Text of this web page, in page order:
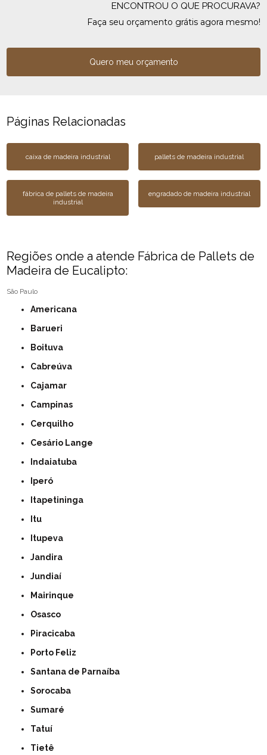
ENCONTROU O QUE PROCURAVA?
Faça seu orçamento grátis agora mesmo!
Quero meu orçamento
Páginas Relacionadas
caixa de madeira industrial pallets de madeira industrial
fábrica de pallets de madeira
industrial
engradado de madeira industrial
Regiões onde a atende Fábrica de Pallets de
Madeira de Eucalipto:
São Paulo
Americana
Barueri
Boituva
Cabreúva
Cajamar
Campinas
Cerquilho
Cesário Lange
Indaiatuba
Iperó
Itapetininga
Itu
Itupeva
Jandira
Jundiaí
Mairinque
Osasco
Piracicaba
Porto Feliz
Santana de Parnaíba
Sorocaba
Sumaré
Tatuí
Tietê